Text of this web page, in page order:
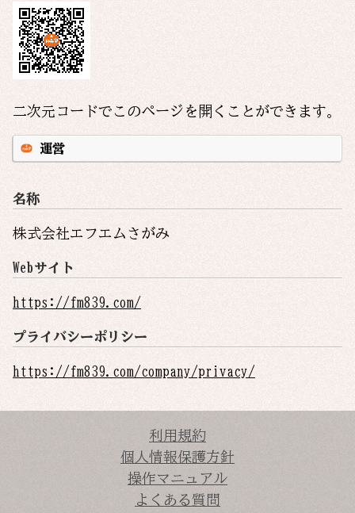
二次元コードでこのページを開くことができます。
運営
名称
株式会社エフエムさがみ
Webサイト
https://fm839.com/
プライバシーポリシー
https://fm839.com/company/privacy/
利用規約
個人情報保護方針
操作マニュアル
よくある質問